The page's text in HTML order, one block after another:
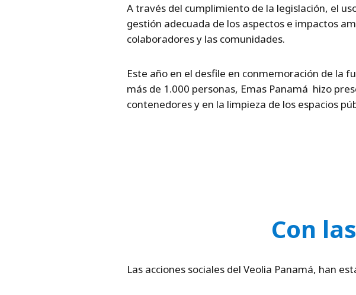
A través del cumplimiento de la legislación, el
gestión adecuada de los aspectos e impactos
colaboradores y las comunidades.
Este año en el desfile en conmemoración de la
más de 1.000 personas, Emas Panamá hizo
contenedores y en la limpieza de los espacios
Con
Las acciones sociales del Veolia Panamá, han